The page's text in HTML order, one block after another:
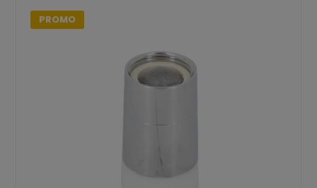
PROMO